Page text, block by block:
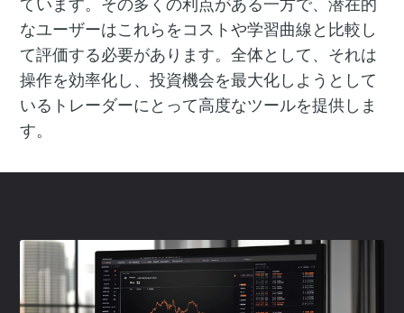
ています。その多くの利点がある一方で、潜在的
なユーザーはこれらをコストや学習曲線と比較し
て評価する必要があります。全体として、それは
操作を効率化し、投資機会を最大化しようとして
いるトレーダーにとって高度なツールを提供しま
す。